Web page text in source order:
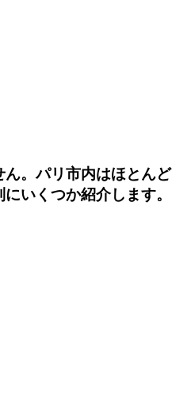
。パリ市内はほとんど
いくつか紹介します。